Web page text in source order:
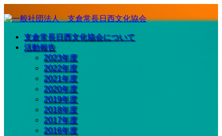
支倉常長日西文化協会について
活動報告
2023年度
2022年度
2021年度
2020年度
2019年度
2018年度
2017年度
2016年度